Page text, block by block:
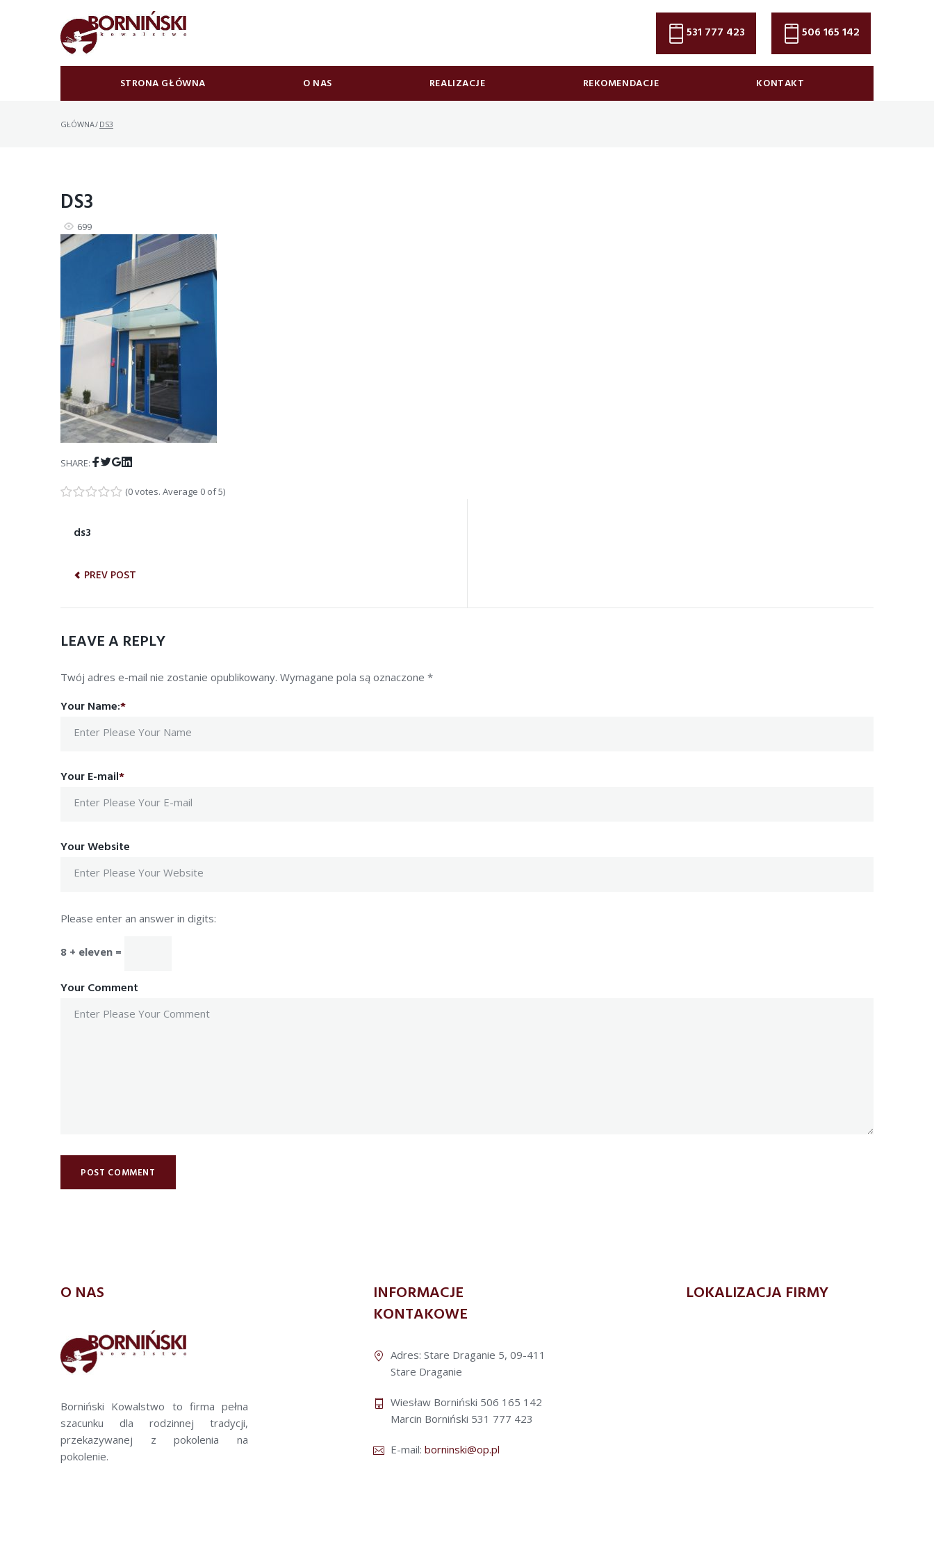
531 777 423 506 165 142
STRONA GŁÓWNA O NAS REALIZACJE REKOMENDACJE KONTAKT
GŁÓWNA/ DS3
DS3
699
SHARE: Facebook
Twitter
Google+
LinkedIn
(0 votes. Average 0of 5)
NAWIGACJA
WPISU
ds3
PREV POST
Previous
LEAVE A REPLY
Twój adres e-mail nie zostanie opublikowany. Wymagane pola są oznaczone *
Your Name:*
Your E-mail*
Your Website
Please enter an answer in digits:
8 + eleven =
Your Comment
O NAS
Borniński Kowalstwo to firma pełna
szacunku dla rodzinnej tradycji,
przekazywanej z pokolenia na
pokolenie.
INFORMACJE
KONTAKOWE
Adres: Stare Draganie 5, 09-411
Stare Draganie
Wiesław Borniński 506 165 142
Marcin Borniński 531 777 423
E-mail: borninski@op.pl
LOKALIZACJA FIRMY